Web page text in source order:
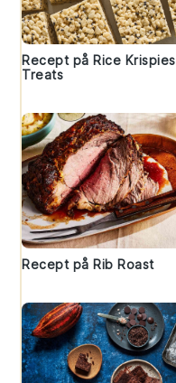
Recept på Rice Krispies
Treats
Recept på Rib Roast